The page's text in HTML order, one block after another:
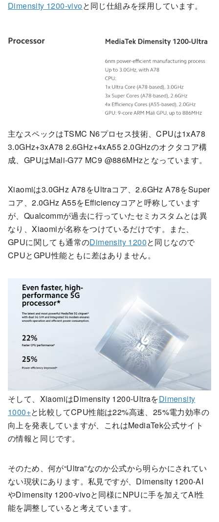
Dimensity 1200-vivoと同じ仕組みを採用しています。
主なスペックはTSMC N6プロセス技術、CPUは1xA78
3.0GHz+3xA78 2.6GHz+4xA55 2.0GHzのオクタコア構
成、GPUはMali-G77 MC9 @886MHzとなっています。
Xiaomiは3.0GHz A78をUltraコア、2.6GHz A78をSuper
コア、2.0GHz A55をEfficiencyコアと呼称しています
が、Qualcommが過去に行っていたセミカスタムとは異
なり、Xiaomiが名称をつけているだけです。また、
GPUに関しても通常のDimensity 1200と同じなので
CPUとGPU性能ともに差はありません。
そして、XiaomiはDimensity 1200-UltraをDimensity
1000+と比較してCPU性能は22%高速、25%電力効率の
向上を発表していますが、これはMediaTek公式サイト
の情報と同じです。
そのため、何が“Ultra”なのか公式から明らかにされてい
ない現状にあります。私見ですが、Dimensity 1200-AI
やDimensity 1200-vivoと同様にNPUに手を加えてAI性
能を調整していると考えています。